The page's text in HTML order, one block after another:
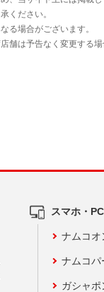
スマホ・
ナムコオ
ナムコパ
ガシャポ